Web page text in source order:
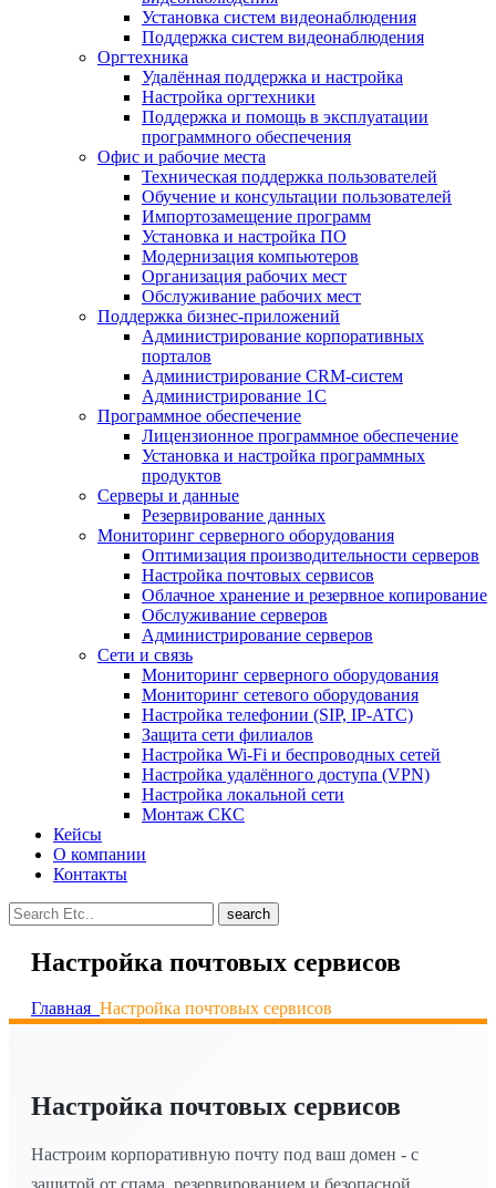
Установка систем видеонаблюдения
Поддержка систем видеонаблюдения
Оргтехника
Удалённая поддержка и настройка
Настройка оргтехники
Поддержка и помощь в эксплуатации
программного обеспечения
Офис и рабочие места
Техническая поддержка пользователей
Обучение и консультации пользователей
Импортозамещение программ
Установка и настройка ПО
Модернизация компьютеров
Организация рабочих мест
Обслуживание рабочих мест
Поддержка бизнес-приложений
Администрирование корпоративных
порталов
Администрирование CRM-систем
Администрирование 1С
Программное обеспечение
Лицензионное программное обеспечение
Установка и настройка программных
продуктов
Серверы и данные
Резервирование данных
Мониторинг серверного оборудования
Оптимизация производительности серверов
Настройка почтовых сервисов
Облачное хранение и резервное копирование
Обслуживание серверов
Администрирование серверов
Сети и связь
Мониторинг серверного оборудования
Мониторинг сетевого оборудования
Настройка телефонии (SIP, IP-АТС)
Защита сети филиалов
Настройка Wi-Fi и беспроводных сетей
Настройка удалённого доступа (VPN)
Настройка локальной сети
Монтаж СКС
Кейсы
О компании
Контакты
search
Настройка почтовых сервисов
Главная Настройка почтовых сервисов
Настройка почтовых сервисов
Настроим корпоративную почту под ваш домен - с